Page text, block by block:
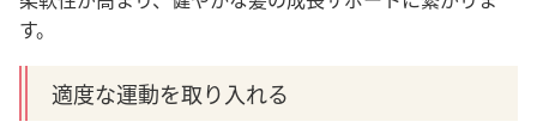
す。
適度な運動を取り入れる